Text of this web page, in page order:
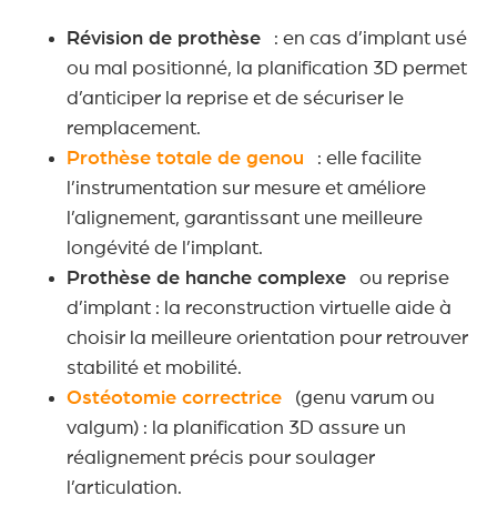
Révision de prothèse : en cas d’implant usé
ou mal positionné, la planification 3D permet
d’anticiper la reprise et de sécuriser le
remplacement.
Prothèse totale de genou : elle facilite
l’instrumentation sur mesure et améliore
l’alignement, garantissant une meilleure
longévité de l’implant.
Prothèse de hanche complexe ou reprise
d’implant : la reconstruction virtuelle aide à
choisir la meilleure orientation pour retrouver
stabilité et mobilité.
Ostéotomie correctrice (genu varum ou
valgum) : la planification 3D assure un
réalignement précis pour soulager
l’articulation.